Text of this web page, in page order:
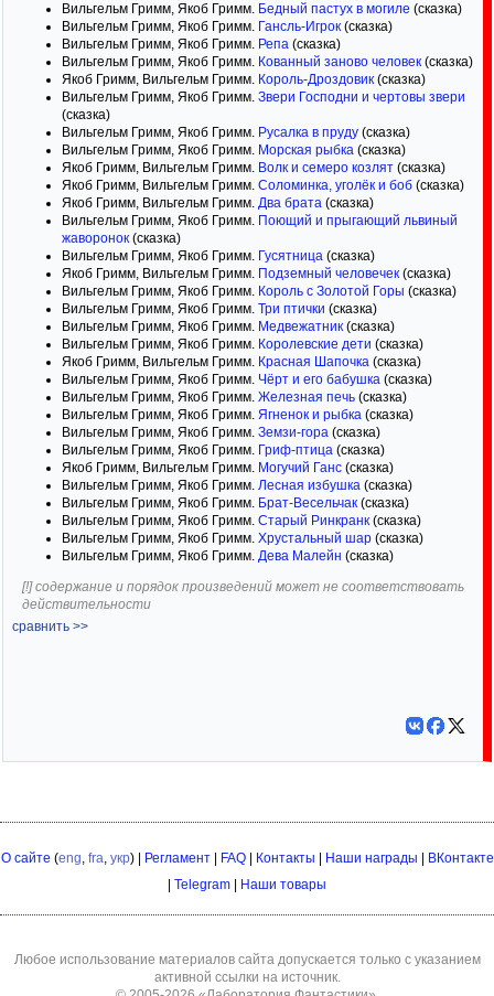
Вильгельм Гримм, Якоб Гримм. Бедный пастух в могиле (сказка)
Вильгельм Гримм, Якоб Гримм. Гансль-Игрок (сказка)
Вильгельм Гримм, Якоб Гримм. Репа (сказка)
Вильгельм Гримм, Якоб Гримм. Кованный заново человек (сказка)
Якоб Гримм, Вильгельм Гримм. Король-Дроздовик (сказка)
Вильгельм Гримм, Якоб Гримм. Звери Господни и чертовы звери
(сказка)
Вильгельм Гримм, Якоб Гримм. Русалка в пруду (сказка)
Вильгельм Гримм, Якоб Гримм. Морская рыбка (сказка)
Якоб Гримм, Вильгельм Гримм. Волк и семеро козлят (сказка)
Якоб Гримм, Вильгельм Гримм. Соломинка, уголёк и боб (сказка)
Якоб Гримм, Вильгельм Гримм. Два брата (сказка)
Вильгельм Гримм, Якоб Гримм. Поющий и прыгающий львиный
жаворонок (сказка)
Вильгельм Гримм, Якоб Гримм. Гусятница (сказка)
Якоб Гримм, Вильгельм Гримм. Подземный человечек (сказка)
Вильгельм Гримм, Якоб Гримм. Король с Золотой Горы (сказка)
Вильгельм Гримм, Якоб Гримм. Три птички (сказка)
Вильгельм Гримм, Якоб Гримм. Медвежатник (сказка)
Вильгельм Гримм, Якоб Гримм. Королевские дети (сказка)
Якоб Гримм, Вильгельм Гримм. Красная Шапочка (сказка)
Вильгельм Гримм, Якоб Гримм. Чёрт и его бабушка (сказка)
Вильгельм Гримм, Якоб Гримм. Железная печь (сказка)
Вильгельм Гримм, Якоб Гримм. Ягненок и рыбка (сказка)
Вильгельм Гримм, Якоб Гримм. Земзи-гора (сказка)
Вильгельм Гримм, Якоб Гримм. Гриф-птица (сказка)
Якоб Гримм, Вильгельм Гримм. Могучий Ганс (сказка)
Вильгельм Гримм, Якоб Гримм. Лесная избушка (сказка)
Вильгельм Гримм, Якоб Гримм. Брат-Весельчак (сказка)
Вильгельм Гримм, Якоб Гримм. Старый Ринкранк (сказка)
Вильгельм Гримм, Якоб Гримм. Хрустальный шар (сказка)
Вильгельм Гримм, Якоб Гримм. Дева Малейн (сказка)
[!] содержание и порядок произведений может не соответствовать
действительности
сравнить >>
О сайте (eng, fra, укр) | Регламент| FAQ| Контакты Наши награды
ВКонтакте
Telegram Наши товары
Любое использование материалов сайта допускается только с указанием
активной ссылки на источник.